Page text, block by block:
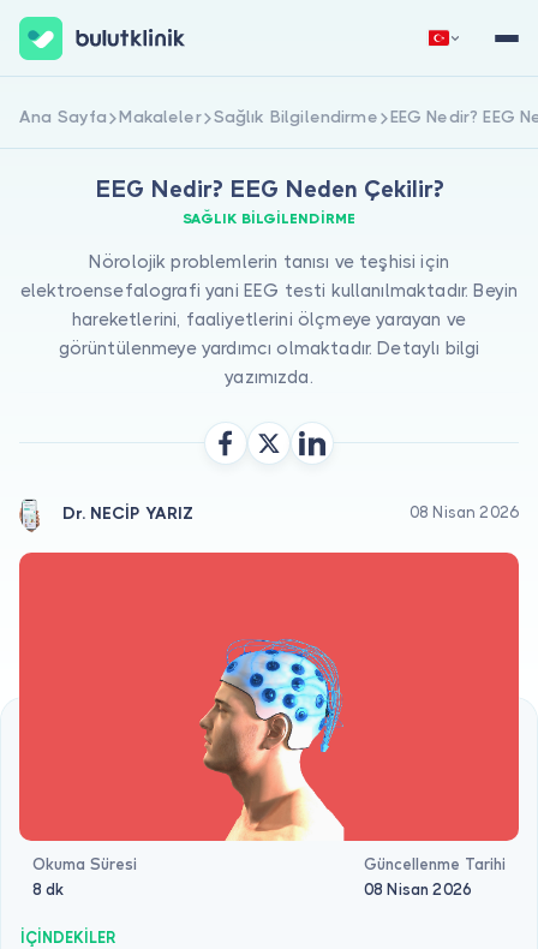
Hakkımızda
Doktorlar için
Hemen Kaydol Giriş Yap
Ana Sayfa Makaleler Sağlık Bilgilendirme EEG Nedir? EEG
EEG Nedir? EEG Neden Çekilir?
SAĞLIK BILGILENDIRME
Nörolojik problemlerin tanısı ve teşhisi için
elektroensefalografi yani EEG testi kullanılmaktadır. Beyin
hareketlerini, faaliyetlerini ölçmeye yarayan ve
görüntülenmeye yardımcı olmaktadır. Detaylı bilgi
yazımızda.
Dr. NECİP YARIZ 08 Nisan 2026
Okuma Süresi
8 dk
Güncellenme Tarihi
08 Nisan 2026
İÇİNDEKİLER